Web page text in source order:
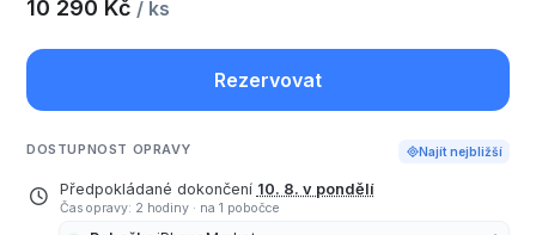
10 290 Kč / ks
Rezervovat
DOSTUPNOST OPRAVY Najít nejbližší
Předpokládané dokončení 10. 8. v pondělí
Čas opravy: 2 hodiny · na 1 pobočce